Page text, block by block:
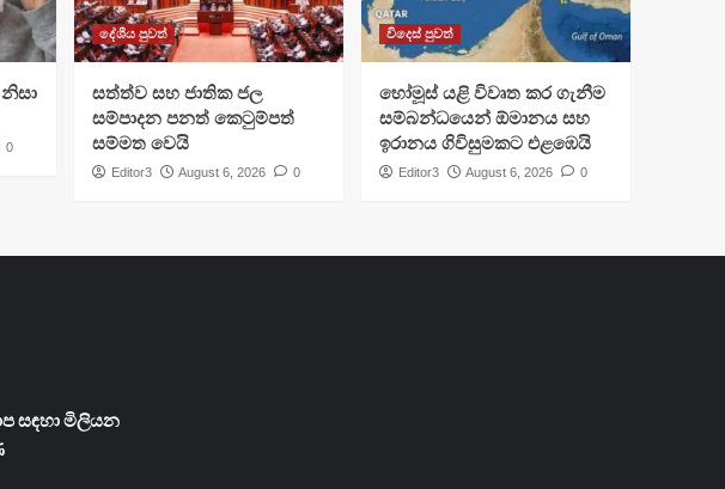
0
දේශීය පුවත්
සත්ත්ව සහ ජාතික ජල
සම්පාදන පනත් කෙටුම්පත්
සම්මත වෙයි
Editor3 August 6, 2026 0
විදෙස් පුවත්
හෝමූස් යළි විවෘත කර ගැනීම
සම්බන්ධයෙන් ඕමානය සහ
ඉරානය ගිවිසුමකට එළඹෙයි
Editor3 August 6, 2026 0
සඳහා මිලියන